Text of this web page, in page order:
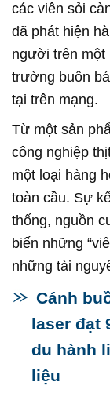
các viên sỏi
đã phát hiện
người trên một
trường buôn
tại trên mạng.
Từ một sản
công nghiệp
một loại hàng
toàn cầu. Sự
thống, nguồn
biến những
những tài
Cánh
laser đạt
du hành
liệu